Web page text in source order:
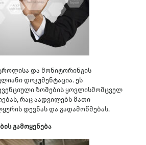
და მონიტორინგის
დოკუმენტაცია. ეს
ზომების ყოვლისმომცველ
რაც აადვილებს მათი
დევნას და გადამოწმებას.
გამოყენება